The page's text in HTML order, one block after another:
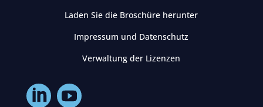
Laden Sie die Broschüre herunter
Impressum und Datenschutz
Verwaltung der Lizenzen